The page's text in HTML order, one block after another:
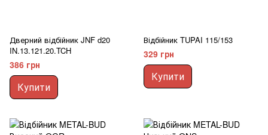
Дверний відбійник JNF d20
IN.13.121.20.TCH
386 грн
Купити
Відбійник TUPAI 115/153
329 грн
Купити